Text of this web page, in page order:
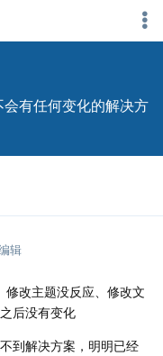
有任何变化的解决方
辑
修改主题没反应、修改文
后没有变化
到解决方案，明明已经